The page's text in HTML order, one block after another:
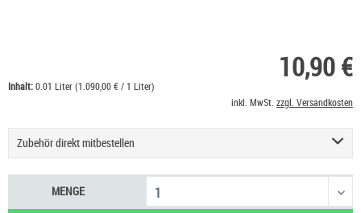
10,90 €
Inhalt:0.01 Liter (1.090,00 € / 1 Liter)
inkl. MwSt. zzgl. Versandkosten
Zubehör direkt mitbestellen
Basis Liquid VPG (50/50) SC - 100 ml
53,90 €
Basis Liquid VPG (70/30) SC - 100 ml
53,90 €
MENGE